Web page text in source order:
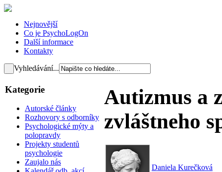
Nejnovější
Co je PsychoLogOn
Další informace
Kontakty
Vyhledávání...
Kategorie
Autorské články
Rozhovory s odborníky
Psychologické mýty a
polopravdy
Projekty studentů
psychologie
Zaujalo nás
Autizmus a
zvláštneho
Daniela Kurečková